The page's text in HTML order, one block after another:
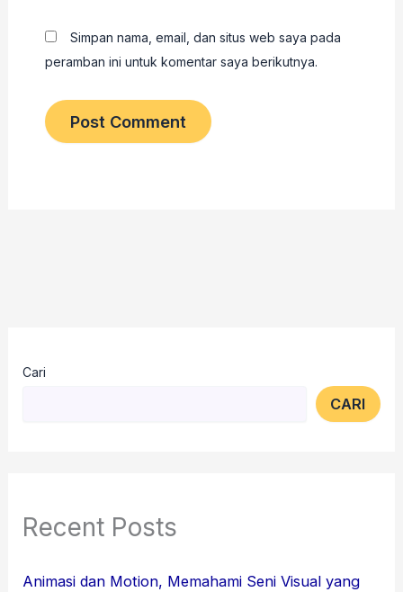
Simpan nama, email, dan situs web saya pada
peramban ini untuk komentar saya berikutnya.
Cari
CARI
Recent Posts
Animasi dan Motion, Memahami Seni Visual yang